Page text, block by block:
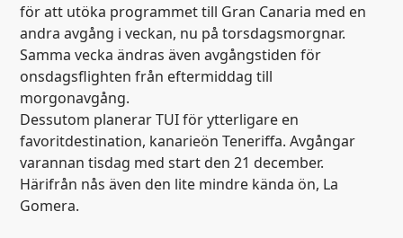
för att utöka programmet till Gran Canaria med en
andra avgång i veckan, nu på torsdagsmorgnar.
Samma vecka ändras även avgångstiden för
onsdagsflighten från eftermiddag till
morgonavgång.
Dessutom planerar TUI för ytterligare en
favoritdestination, kanarieön Teneriffa. Avgångar
varannan tisdag med start den 21 december.
Härifrån nås även den lite mindre kända ön, La
Gomera.